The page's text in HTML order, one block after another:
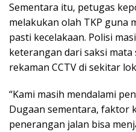
Sementara itu, petugas
melakukan olah TKP guna
pasti kecelakaan. Polisi
keterangan dari saksi
rekaman CCTV di sekitar
“Kami masih mendalami
Dugaan sementara, faktor
penerangan jalan bisa